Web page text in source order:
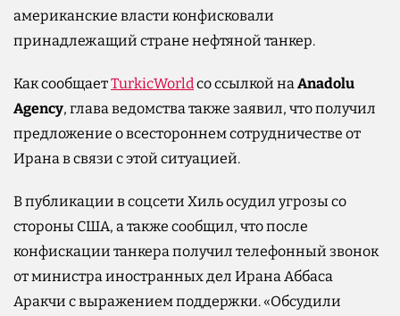
американские власти конфисковали
принадлежащий стране нефтяной танкер.
Как сообщаетTurkicWorldсо ссылкой наAnadolu
Agency, глава ведомства также заявил, что получил
предложение о всестороннем сотрудничестве от
Ирана в связи с этой ситуацией.
В публикации в соцсети Хиль осудил угрозы со
стороны США, а также сообщил, что после
конфискации танкера получил телефонный звонок
от министра иностранных дел Ирана Аббаса
Аракчи с выражением поддержки. «Обсудили